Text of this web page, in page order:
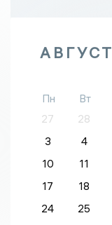
АВГУСТ
Пн Вт
27
28
3
4
10
11
17
18
24
25